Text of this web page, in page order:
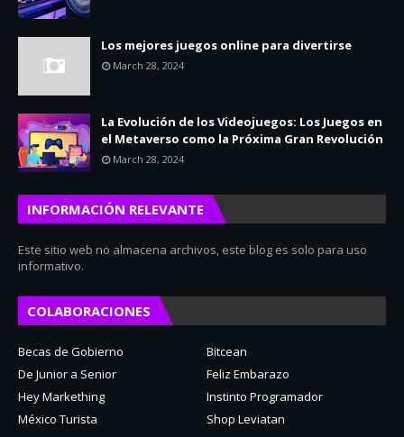
Los mejores juegos online para divertirse
March 28, 2024
La Evolución de los Videojuegos: Los Juegos en
el Metaverso como la Próxima Gran Revolución
March 28, 2024
INFORMACIÓN RELEVANTE
Este sitio web no almacena archivos, este blog es solo para uso
informativo.
COLABORACIONES
Becas de Gobierno
Bitcean
De Junior a Senior
Feliz Embarazo
Hey Markething
Instinto Programador
México Turista
Shop Leviatan